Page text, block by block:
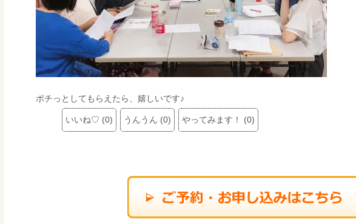
ポチっとしてもらえたら、嬉しいです♪
いいね♡ (0) うんうん (0) やってみます！ (0)